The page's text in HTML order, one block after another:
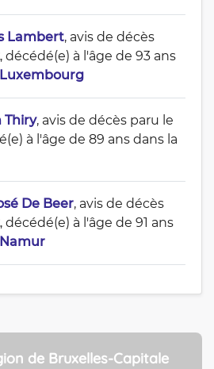
Lambert, avis de décès
, décédé(e) à l'âge de 93 ans
Luxembourg
Thiry, avis de décès paru le
à l'âge de 89 ans dans la
De Beer, avis de décès
, décédé(e) à l'âge de 91 ans
Namur
de Bruxelles-Capitale